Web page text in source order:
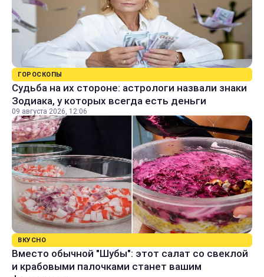
ГОРОСКОПЫ
Судьба на их стороне: астрологи назвали знаки
Зодиака, у которых всегда есть деньги
09 августа 2026, 12:06
ВКУСНО
Вместо обычной "Шубы": этот салат со свеклой
и крабовыми палочками станет вашим